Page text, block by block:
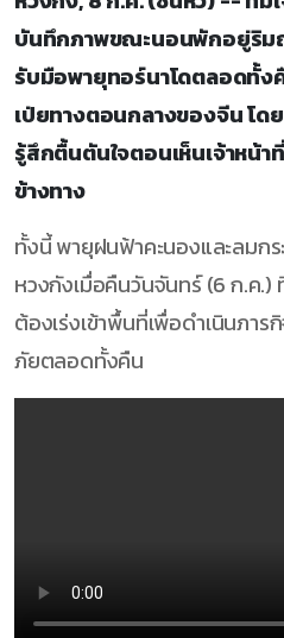
บันทึกภาพขณะนอนพักอยู่ริม
รับมือพายุทอร์นาโดตลอดทั้
เป่ยทางตอนกลางของจีน โด
รู้สึกตื้นตันใจตอนเห็นเจ้าหน้
ข้างทาง
ทั้งนี้ พายุฝนฟ้าคะนองและลมก
หวงกังเมื่อคืนวันจันทร์ (6 ก.ค.)
ต้องเร่งเข้าพื้นที่เพื่อดำเนินภา
ภัยตลอดทั้งคืน